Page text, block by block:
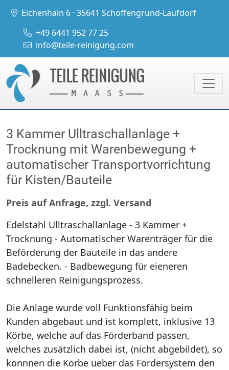
Eichenhain 6 · 35641 Schöffengrund-Laufdorf
+49 6441 952 77 25
info@teile-reinigung.com
3 Kammer Ulltraschallanlage +
Trocknung mit Warenbewegung +
automatischer Transportvorrichtung
für Kisten/Bauteile
Preis auf Anfrage, zzgl. Versand
Edelstahl Ulltraschallanlage - 3 Kammer +
Trocknung - Automatischer Warenträger für die
Beförderung der Bauteile in das andere
Badebecken. - Badbewegung für eieneren
schnelleren Reinigungsprozess.
Die Anlage wurde voll Funktionsfähig beim
Kunden abgebaut und ist komplett, inklusive 13
Körbe, welche auf das Förderband passen,
welches zusätzlich dabei ist, (nicht abgebildet), so
könnnen die Körbe üeber das Fördersystem den